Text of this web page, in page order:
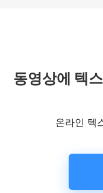
동영상에 텍
온라인 텍